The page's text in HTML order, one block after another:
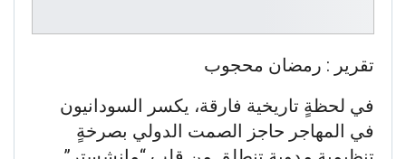
تقرير : رمضان محجوب
في لحظةٍ تاريخية فارقة، يكسر السودانيون
في المهاجر حاجز الصمت الدولي بصرخةٍ